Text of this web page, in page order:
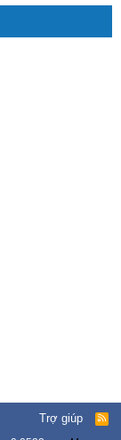
Trợ giúp
R